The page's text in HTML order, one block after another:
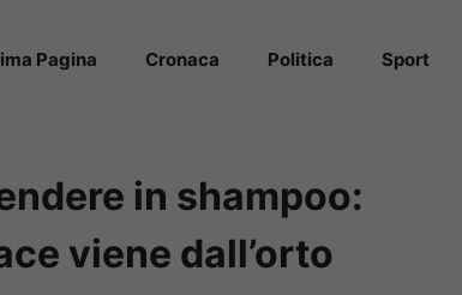
Pagina Cronaca Politica Sport
in shampoo:
viene dall’orto